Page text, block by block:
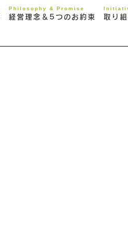
Philosophy & Promise
経営理念＆5つのお約束 取り